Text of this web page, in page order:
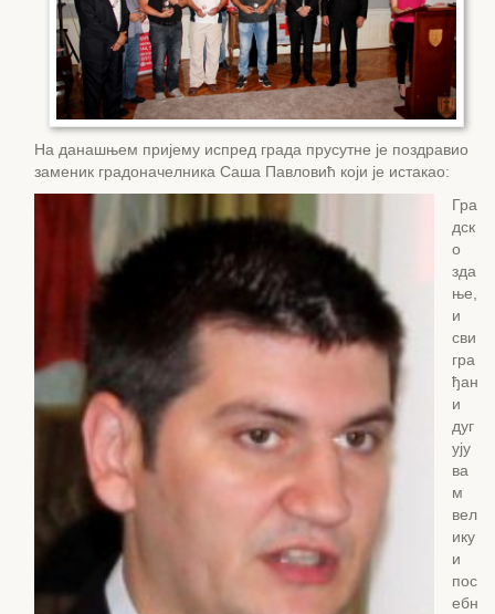
На данашњем пријему испред града прусутне је поздравио
заменик градоначелника Саша Павловић који је истакао:
Гра
дск
о
зда
ње,
и
сви
гра
ђан
и
дуг
ују
ва
м
вел
ику
и
пос
ебн